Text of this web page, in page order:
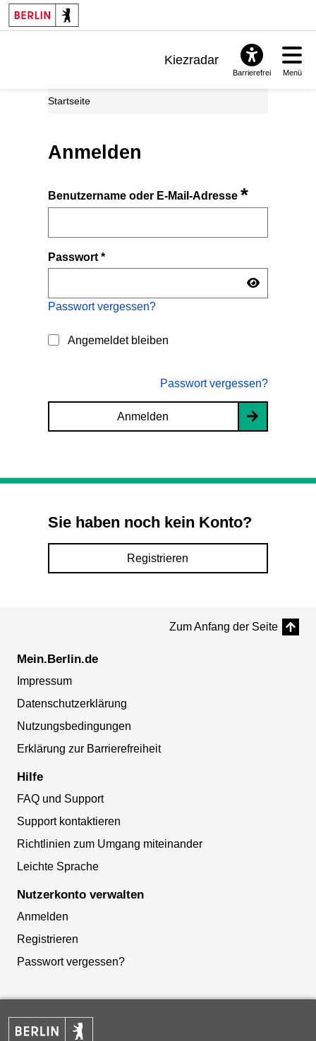
Kiezradar
Barrierefrei Menü
Startseite
Anmelden
Benutzername oder E-Mail-Adresse*
Passwort*
Passwort vergessen?
Angemeldet bleiben
Passwort vergessen?
Anmelden
Sie haben noch kein Konto?
Registrieren
Zum Anfang der Seite
Mein.Berlin.de
Impressum
Datenschutzerklärung
Nutzungsbedingungen
Erklärung zur Barrierefreiheit
Hilfe
FAQ und Support
Support kontaktieren
Richtlinien zum Umgang miteinander
Leichte Sprache
Nutzerkonto verwalten
Anmelden
Registrieren
Passwort vergessen?